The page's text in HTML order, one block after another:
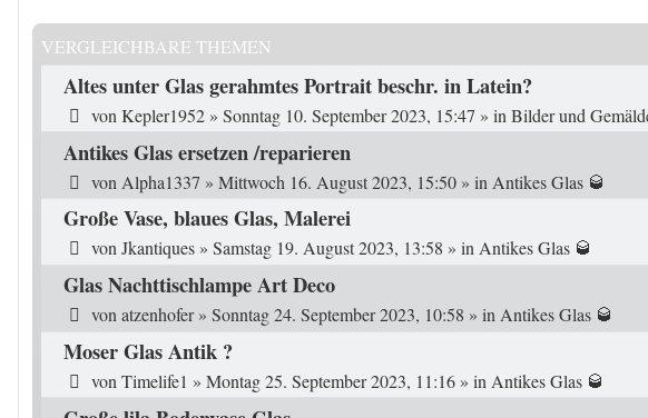
VERGLEICHBARE THEMEN
Altes unter Glas gerahmtes Portrait beschr. in Latein?
von Kepler1952» Sonntag 10. September 2023, 15:47 » in Bilder und
Antikes Glas ersetzen /reparieren
von Alpha1337 » Mittwoch 16. August 2023, 15:50» in Antikes Glas 🥃
Große Vase, blaues Glas, Malerei
vonJkantiques» Samstag 19. August 2023, 13:58 » inAntikes Glas 🥃
Glas Nachttischlampe Art Deco
von atzenhofer» Sonntag 24. September 2023, 10:58 » in Antikes Glas 🥃
Moser Glas Antik ?
von Timelife1 » Montag 25. September 2023, 11:16» in Antikes Glas 🥃